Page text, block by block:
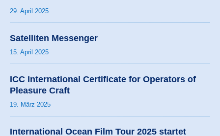
29. April 2025
Satelliten Messenger
15. April 2025
ICC International Certificate for Operators of
Pleasure Craft
19. März 2025
International Ocean Film Tour 2025 startet